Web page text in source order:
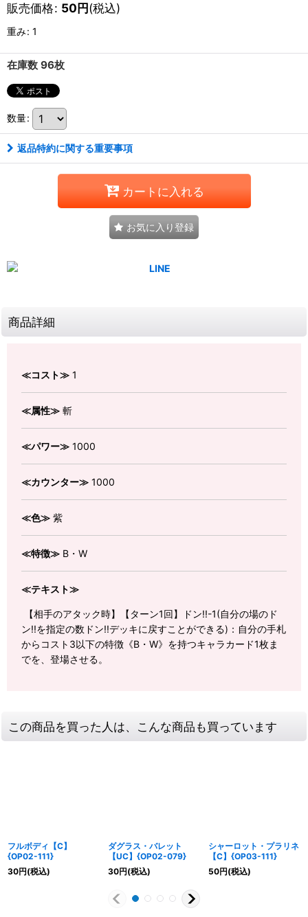
販売価格: 50円(税込)
重み: 1
在庫数 96枚
数量:
返品特約に関する重要事項
カートに入れる
お気に入り登録
商品詳細
≪コスト≫ 1
≪属性≫ 斬
≪パワー≫ 1000
≪カウンター≫ 1000
≪色≫ 紫
≪特徴≫ B・W
≪テキスト≫
【相手のアタック時】【ターン1回】ドン!!-1(自分の場のド
ン!!を指定の数ドン!!デッキに戻すことができる)：自分の手札
からコスト3以下の特徴《B・W》を持つキャラカード1枚ま
でを、登場させる。
この商品を買った人は、こんな商品も買っています
フルボディ【C】
{OP02-111}
30円(税込)
ダグラス・バレット
【UC】{OP02-079}
30円(税込)
シャーロット・プラリネ
【C】{OP03-111}
50円(税込)